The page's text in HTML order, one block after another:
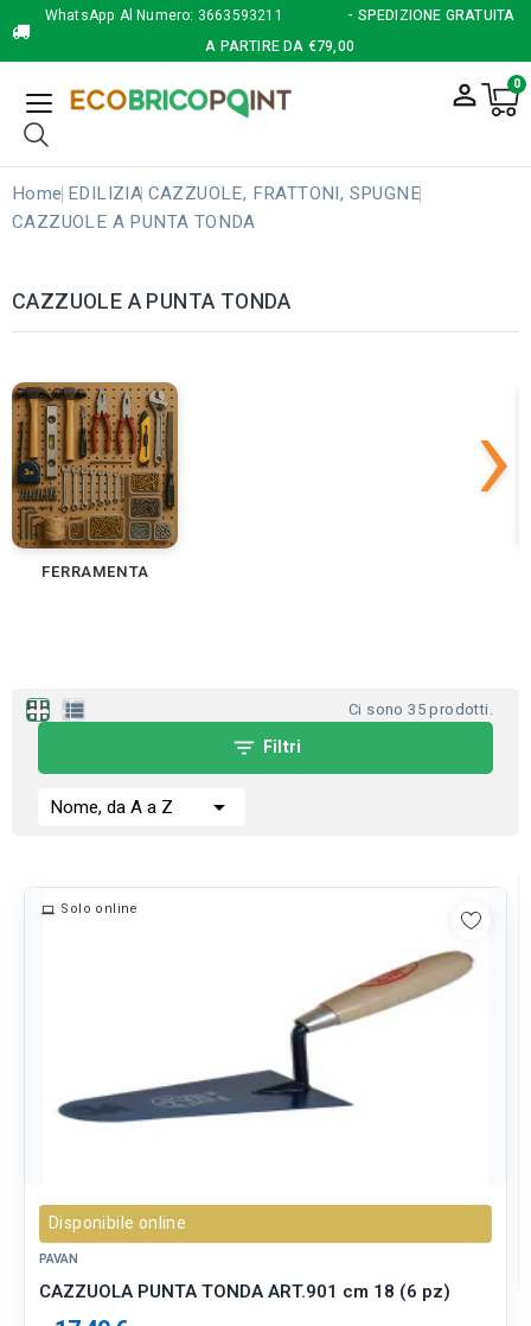
WhatsApp Al Numero: 3663593211
- SPEDIZIONE GRATUITA
A PARTIRE DA €79,00
person_outline 0
Home EDILIZIA CAZZUOLE, FRATTONI, SPUGNE
CAZZUOLE A PUNTA TONDA
CAZZUOLE A PUNTA TONDA
FERRAMENTA
›
apps view_list Ci sono 35 prodotti.
filter_list Filtri
Nome, da A a Z 
Solo online
Disponibile online
PAVAN
CAZZUOLA PUNTA TONDA ART.901 cm 18 (6 pz)